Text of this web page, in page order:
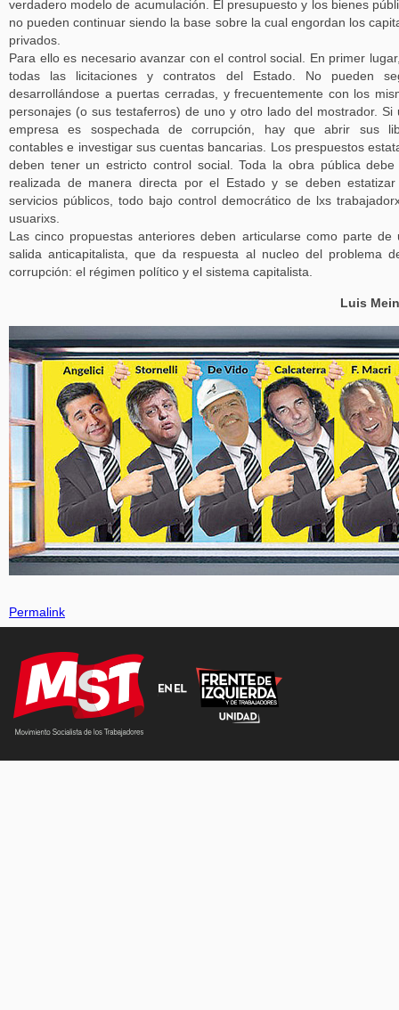
verdadero modelo de acumulación. El presupuesto y los bienes
no pueden continuar siendo la base sobre la cual engordan los
privados.
Para ello es necesario avanzar con el control social. En primer
todas las licitaciones y contratos del Estado. No pueden
desarrollándose a puertas cerradas, y frecuentemente con los
personajes (o sus testaferros) de uno y otro lado del mostrador. Si
empresa es sospechada de corrupción, hay que abrir sus
contables e investigar sus cuentas bancarias. Los prespuestos
deben tener un estricto control social. Toda la obra pública debe
realizada de manera directa por el Estado y se deben
servicios públicos, todo bajo control democrático de lxs
usuarixs.
Las cinco propuestas anteriores deben articularse como parte de
salida anticapitalista, que da respuesta al nucleo del problema
corrupción: el régimen político y el sistema capitalista.
Luis
Permalink